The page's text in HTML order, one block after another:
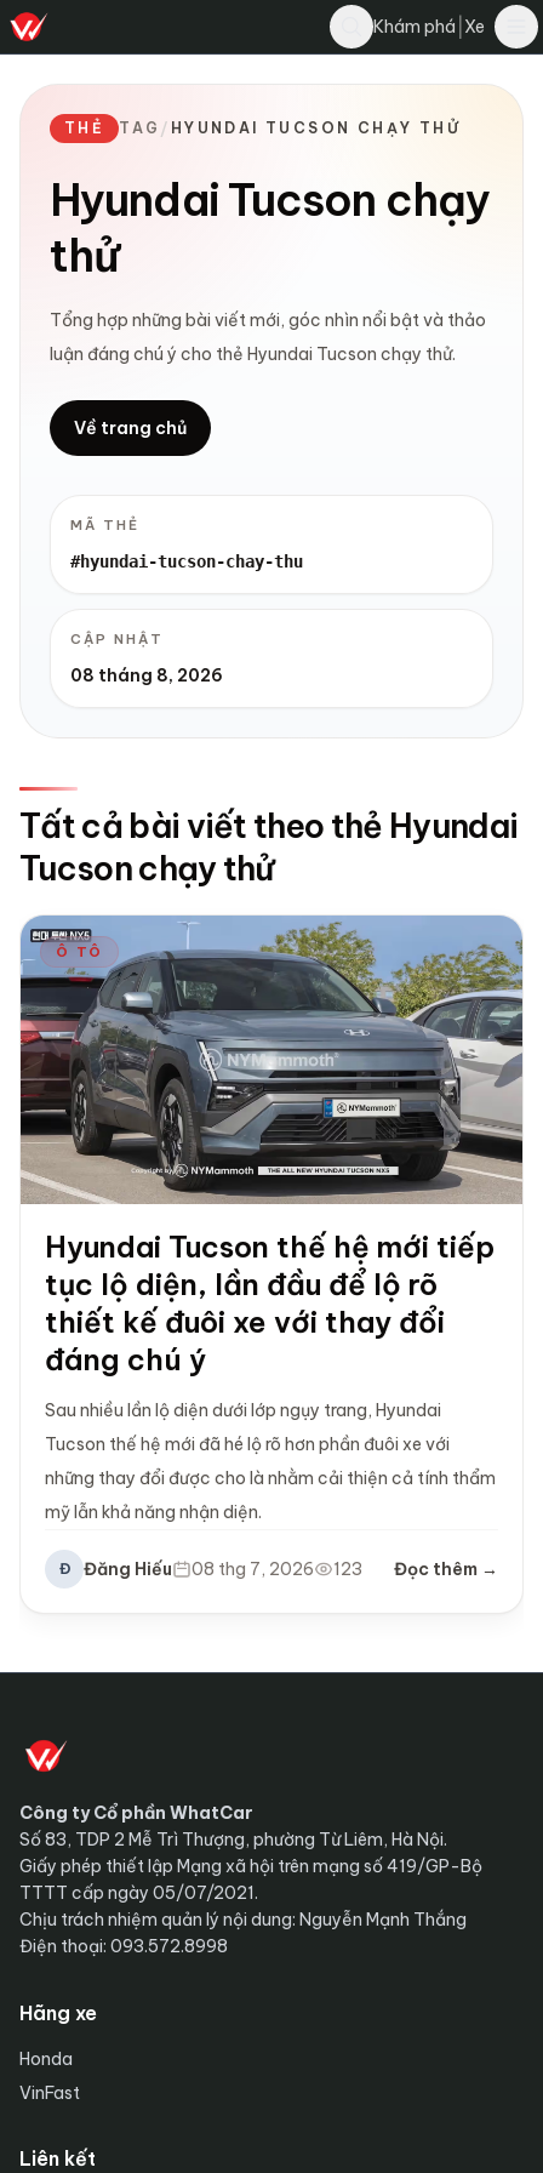
Khám phá Xe
THẺ TAG / HYUNDAI TUCSON CHẠY THỬ
Hyundai Tucson chạy
thử
Tổng hợp những bài viết mới, góc nhìn nổi bật và thảo
luận đáng chú ý cho thẻ Hyundai Tucson chạy thử.
Về trang chủ
MÃ THẺ
#hyundai-tucson-chay-thu
CẬP NHẬT
08 tháng 8, 2026
Tất cả bài viết theo thẻ Hyundai
Tucson chạy thử
Ô TÔ
Hyundai Tucson thế hệ mới tiếp
tục lộ diện, lần đầu để lộ rõ
thiết kế đuôi xe với thay đổi
đáng chú ý
Sau nhiều lần lộ diện dưới lớp ngụy trang, Hyundai
Tucson thế hệ mới đã hé lộ rõ hơn phần đuôi xe với
những thay đổi được cho là nhằm cải thiện cả tính thẩm
mỹ lẫn khả năng nhận diện.
Đ Đăng Hiếu 08 thg 7, 2026 123 Đọc thêm →
Công ty Cổ phần WhatCar
Số 83, TDP 2 Mễ Trì Thượng, phường Từ Liêm, Hà Nội.
Giấy phép thiết lập Mạng xã hội trên mạng số 419/GP-Bộ
TTTT cấp ngày 05/07/2021.
Chịu trách nhiệm quản lý nội dung: Nguyễn Mạnh Thắng
Điện thoại: 093.572.8998
Hãng xe
Honda
VinFast
Liên kết